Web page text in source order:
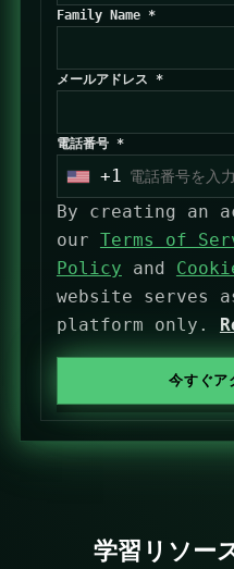
Family Name *
メールアドレス *
電話番号 *
U
i
t
e
d
S
a
t
+1
By creating an
our Terms of
Policy and
website serves
platform only.
今すぐア
学習リソー